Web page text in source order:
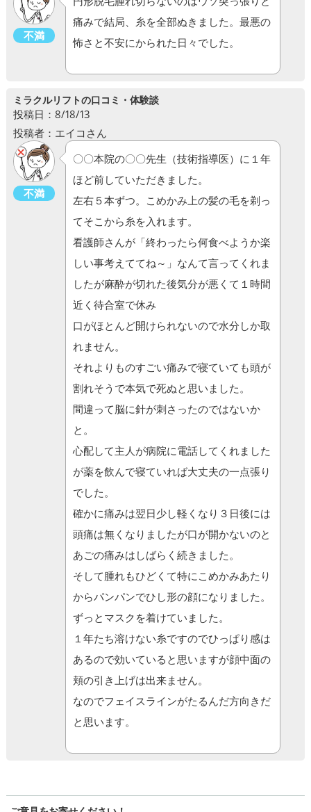
不満
痛みで結局、糸を全部ぬきました。最悪の
怖さと不安にかられた日々でした。
ミラクルリフトの口コミ・体験談
投稿日：8/18/13
投稿者：エイコさん
不満
〇〇本院の〇〇先生（技術指導医）に１年
ほど前していただきました。
左右５本ずつ。こめかみ上の髪の毛を剃っ
てそこから糸を入れます。
看護師さんが「終わったら何食べようか楽
しい事考えててね～」なんて言ってくれま
したが麻酔が切れた後気分が悪くて１時間
近く待合室で休み
口がほとんど開けられないので水分しか取
れません。
それよりものすごい痛みで寝ていても頭が
割れそうで本気で死ぬと思いました。
間違って脳に針が刺さったのではないか
と。
心配して主人が病院に電話してくれました
が薬を飲んで寝ていれば大丈夫の一点張り
でした。
確かに痛みは翌日少し軽くなり３日後には
頭痛は無くなりましたが口が開かないのと
あごの痛みはしばらく続きました。
そして腫れもひどくて特にこめかみあたり
からパンパンでひし形の顔になりました。
ずっとマスクを着けていました。
１年たち溶けない糸ですのでひっぱり感は
あるので効いていると思いますが顔中面の
頬の引き上げは出来ません。
なのでフェイスラインがたるんだ方向きだ
と思います。